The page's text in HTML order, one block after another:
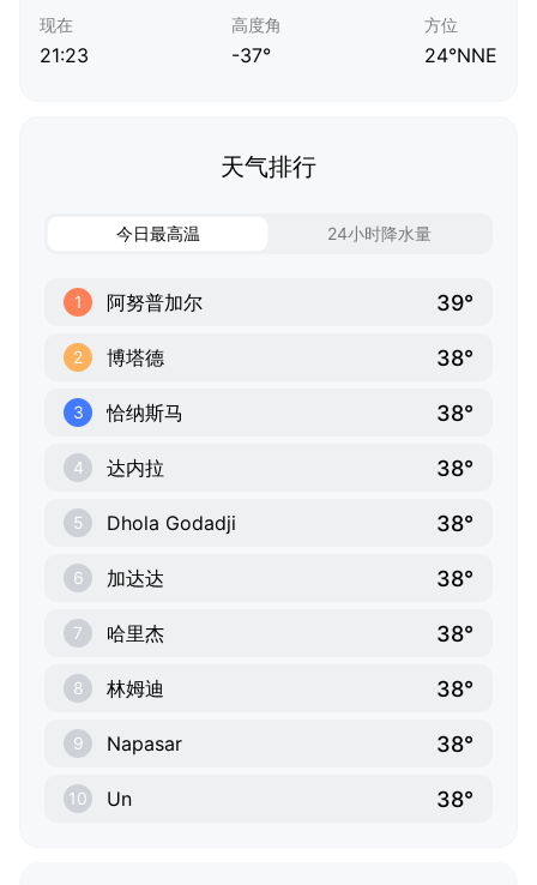
现在
21:23
高度角
-37°
方位
24°NNE
天气排行
今日最高温 24小时降水量
1 阿努普加尔 39°
2 博塔德 38°
3 恰纳斯马 38°
4 达内拉 38°
5 Dhola Godadji 38°
6 加达达 38°
7 哈里杰 38°
8 林姆迪 38°
9 Napasar 38°
10 Un 38°